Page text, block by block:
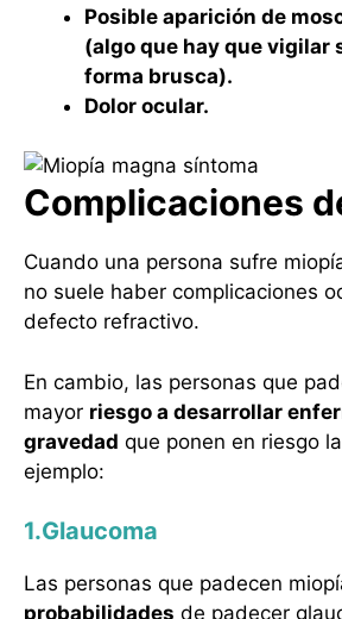
Posible aparición de
(algo que hay que vigilar
forma brusca).
Dolor ocular.
Complicaciones
Cuando una persona sufre
no suele haber complicaciones
defecto refractivo.
En cambio, las personas que
mayor riesgo a desarrollar
gravedad que ponen en riesgo
ejemplo:
1.Glaucoma
Las personas que padecen
probabilidades de padecer